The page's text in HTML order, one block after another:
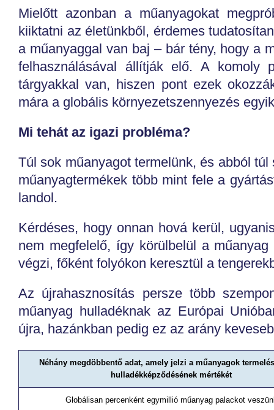
Mielőtt azonban a műanyagokat
kiiktatni az életünkből, érdemes
a műanyaggal van baj – bár tény, hogy a
felhasználásával állítják elő. A komoly
tárgyakkal van, hiszen pont ezek
mára a globális környezetszennyezés
Mi tehát az igazi probléma?
Túl sok műanyagot termelünk, és abból
műanyagtermékek több mint fele a
landol.
Kérdéses, hogy onnan hová kerül,
nem megfelelő, így körülbelül a
végzi, főként folyókon keresztül a
Az újrahasznosítás persze több
műanyag hulladéknak az Európai
újra, hazánkban pedig ez az arány
Néhány megdöbbentő adat, amely jelzi a műanyagok
hulladékképződésének mértékét
Globálisan percenként egymillió műanyag palackot